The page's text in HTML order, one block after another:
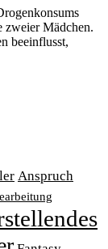
zweier Mädchen.
beeinflusst,
Anspruch